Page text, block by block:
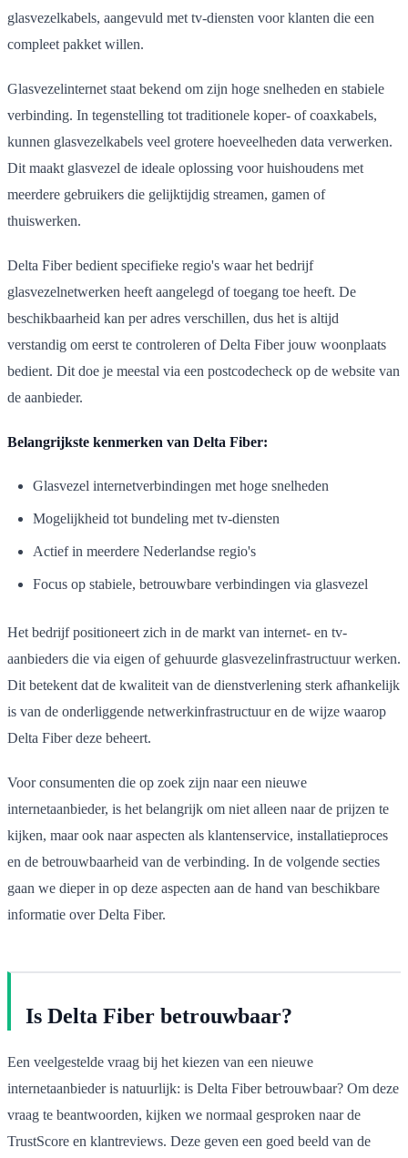
glasvezelkabels, aangevuld met tv-diensten voor klanten die een
compleet pakket willen.
Glasvezelinternet staat bekend om zijn hoge snelheden en stabiele
verbinding. In tegenstelling tot traditionele koper- of coaxkabels,
kunnen glasvezelkabels veel grotere hoeveelheden data verwerken.
Dit maakt glasvezel de ideale oplossing voor huishoudens met
meerdere gebruikers die gelijktijdig streamen, gamen of
thuiswerken.
Delta Fiber bedient specifieke regio's waar het bedrijf
glasvezelnetwerken heeft aangelegd of toegang toe heeft. De
beschikbaarheid kan per adres verschillen, dus het is altijd
verstandig om eerst te controleren of Delta Fiber jouw woonplaats
bedient. Dit doe je meestal via een postcodecheck op de website van
de aanbieder.
Belangrijkste kenmerken van Delta Fiber:
Glasvezel internetverbindingen met hoge snelheden
Mogelijkheid tot bundeling met tv-diensten
Actief in meerdere Nederlandse regio's
Focus op stabiele, betrouwbare verbindingen via glasvezel
Het bedrijf positioneert zich in de markt van internet- en tv-
aanbieders die via eigen of gehuurde glasvezelinfrastructuur werken.
Dit betekent dat de kwaliteit van de dienstverlening sterk afhankelijk
is van de onderliggende netwerkinfrastructuur en de wijze waarop
Delta Fiber deze beheert.
Voor consumenten die op zoek zijn naar een nieuwe
internetaanbieder, is het belangrijk om niet alleen naar de prijzen te
kijken, maar ook naar aspecten als klantenservice, installatieproces
en de betrouwbaarheid van de verbinding. In de volgende secties
gaan we dieper in op deze aspecten aan de hand van beschikbare
informatie over Delta Fiber.
Is Delta Fiber betrouwbaar?
Een veelgestelde vraag bij het kiezen van een nieuwe
internetaanbieder is natuurlijk: is Delta Fiber betrouwbaar? Om deze
vraag te beantwoorden, kijken we normaal gesproken naar de
TrustScore en klantreviews. Deze geven een goed beeld van de